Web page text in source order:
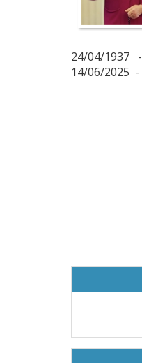
24/04/1937 -
14/06/2025 -